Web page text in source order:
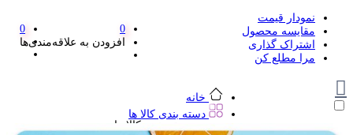
نمودار قیمت
مقایسه محصول
اشتراک گذاری
مرا مطلع کن
0
افزودن به علاقه‌مندی‌ها
0
خانه
دسته بندی کالا ها
دسته بندی کالا ها